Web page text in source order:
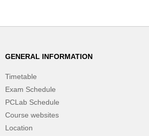
GENERAL INFORMATION
Timetable
Exam Schedule
PCLab Schedule
Course websites
Location